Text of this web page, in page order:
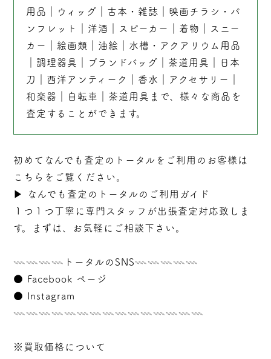
用品
ウィッグ 古本 ・ 雑誌
映画チラシ・パ
ンフレット
洋酒 スピーカー 着物
スニー
カー
絵画類 油絵
水槽・アクアリウム用品
調理器具 ブランドバッグ ｜茶道用具｜
日本
刀
西洋アンティーク 香水 アクセサリー
和楽器
自転車 茶道用具 まで、様々な商品を
査定することができます。
初めてなんでも査定のトータルをご利用のお客様は
こちらをご覧ください。
▶︎
なんでも査定のトータルのご利用ガイド
１つ１つ丁寧に専門スタッフが出張査定対応致しま
す。まずは、お気軽にご相談下さい。
𓇠𓇠𓇠𓇠トータルのSNS𓇠𓇠𓇠𓇠𓇠
● Facebook ページ
●
Instagram
𓇠𓇠𓇠𓇠𓇠𓇠𓇠𓇠𓇠𓇠𓇠𓇠𓇠𓇠𓇠
※買取価格について